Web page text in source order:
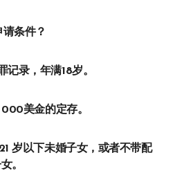
条件？
记录，年满18岁。
美金的定存。
岁以下未婚子女，或者不带配
。